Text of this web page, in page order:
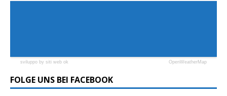
sviluppo by siti web ok OpenWeatherMap
FOLGE UNS BEI FACEBOOK